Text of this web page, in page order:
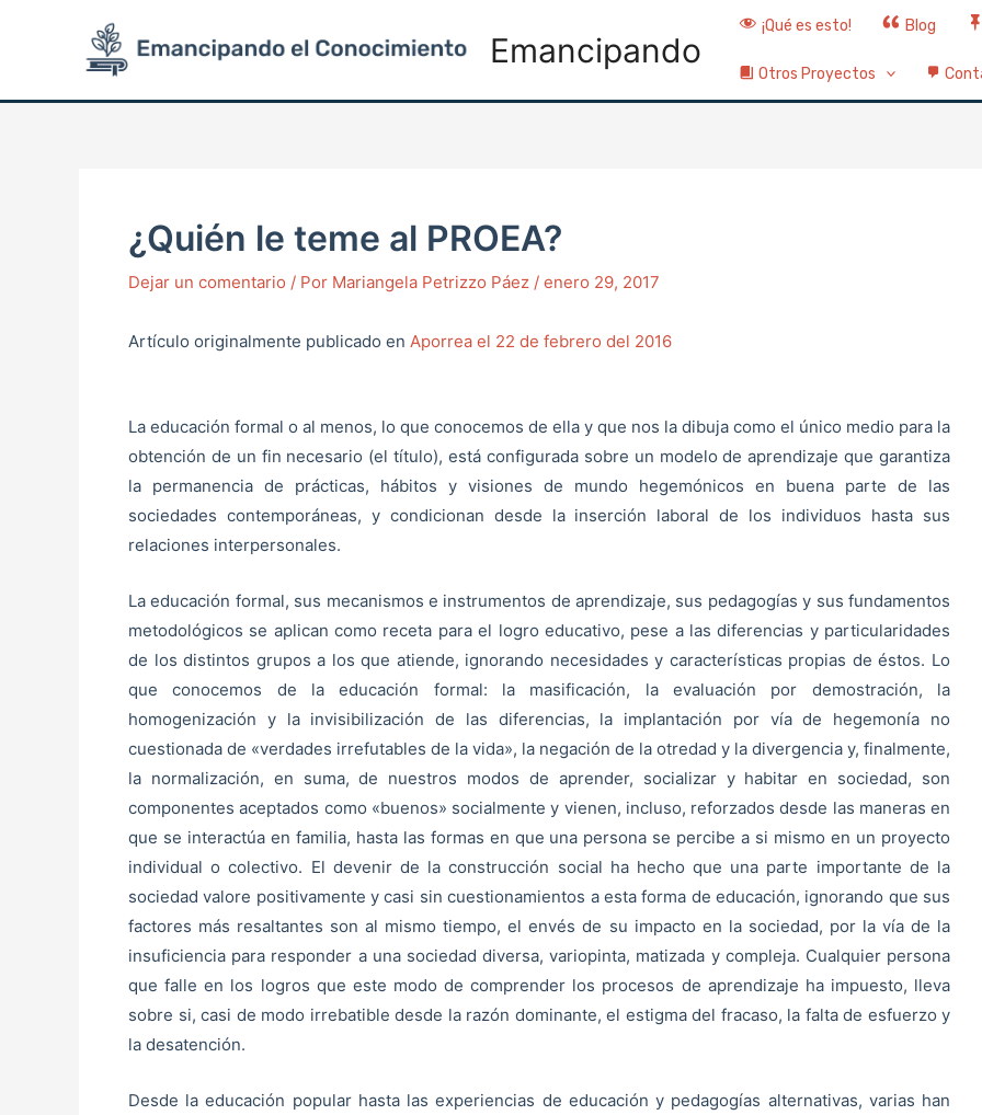
Emancipando
¡Qué es esto! Blog
Otros Proyectos
¿Quién le teme al PROEA?
Dejar un comentario / Por Mariangela Petrizzo Páez / enero 29, 2017
Artículo originalmente publicado en Aporrea el 22 de febrero del 2016
La educación formal o al menos, lo que conocemos de ella y que nos la dibuja como el único medio para la
obtención de un fin necesario (el título), está configurada sobre un modelo de aprendizaje que garantiza
la permanencia de prácticas, hábitos y visiones de mundo hegemónicos en buena parte de las
sociedades contemporáneas, y condicionan desde la inserción laboral de los individuos hasta sus
relaciones interpersonales.
La educación formal, sus mecanismos e instrumentos de aprendizaje, sus pedagogías y sus fundamentos
metodológicos se aplican como receta para el logro educativo, pese a las diferencias y particularidades
de los distintos grupos a los que atiende, ignorando necesidades y características propias de éstos. Lo
que conocemos de la educación formal: la masificación, la evaluación por demostración, la
homogenización y la invisibilización de las diferencias, la implantación por vía de hegemonía no
cuestionada de «verdades irrefutables de la vida», la negación de la otredad y la divergencia y, finalmente,
la normalización, en suma, de nuestros modos de aprender, socializar y habitar en sociedad, son
componentes aceptados como «buenos» socialmente y vienen, incluso, reforzados desde las maneras en
que se interactúa en familia, hasta las formas en que una persona se percibe a si mismo en un proyecto
individual o colectivo. El devenir de la construcción social ha hecho que una parte importante de la
sociedad valore positivamente y casi sin cuestionamientos a esta forma de educación, ignorando que sus
factores más resaltantes son al mismo tiempo, el envés de su impacto en la sociedad, por la vía de la
insuficiencia para responder a una sociedad diversa, variopinta, matizada y compleja. Cualquier persona
que falle en los logros que este modo de comprender los procesos de aprendizaje ha impuesto, lleva
sobre si, casi de modo irrebatible desde la razón dominante, el estigma del fracaso, la falta de esfuerzo y
la desatención.
Desde la educación popular hasta las experiencias de educación y pedagogías alternativas, varias han
navigation